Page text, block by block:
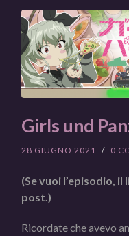
Girls und
28 GIUGNO 2021 / 0
(Se vuoi l’episodio,
post.)
Ricordate che avevo